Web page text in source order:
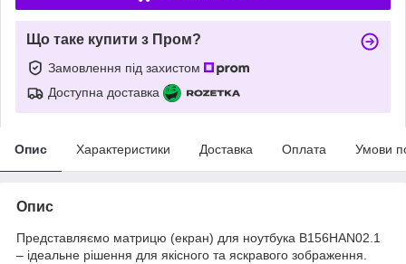
Що таке купити з Пром?
Замовлення під захистом
Доступна доставка
Опис Характеристики Доставка Оплата Умови
Опис
Представляємо матрицю (екран) для ноутбука B156HAN02.1
– ідеальне рішення для якісного та яскравого зображення.